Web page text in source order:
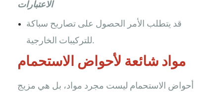
الاعتبارات
قد يتطلب الأمر الحصول على تصاريح سباكة
للتركيبات الخارجية.
مواد شائعة لأحواض الاستحمام
أحواض الاستحمام ليست مجرد مواد، بل هي مزيج